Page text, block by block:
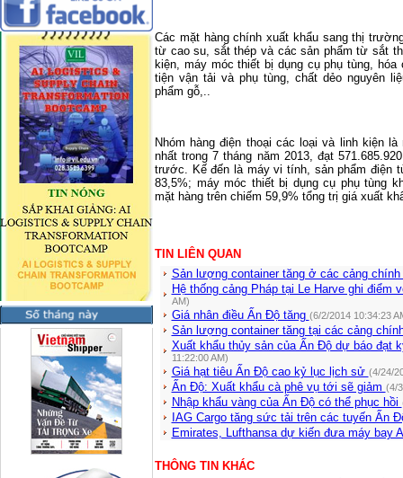
Các mặt hàng chính xuất khẩu sang thị
từ cao su, sắt thép và các sản phẩm từ sắt
kiện, máy móc thiết bị dụng cụ phụ tùng,
tiện vận tải và phụ tùng, chất dẻo nguyên
phẩm gỗ,..
Nhóm hàng điện thoại các loại và linh kiện
nhất trong 7 tháng năm 2013, đạt
trước. Kế đến là máy vi tính, sản phẩm điện
83,5%; máy móc thiết bị dụng cụ phụ tùng
mặt hàng trên chiếm 59,9% tổng trị giá xuất
TIN LIÊN QUAN
Sản lượng container tăng ở các cảng
Hệ thống cảng Pháp tại Le Harve ghi
AM)
Giá nhân điều Ấn Độ tăng (6/2/2014 10:34:23
Sản lượng container tăng tại các cảng
Xuất khẩu thủy sản của Ấn Độ dự báo đạt
11:22:00 AM)
Giá hạt tiêu Ấn Độ cao kỷ lục lịch sử (4/24/
Ấn Độ: Xuất khẩu cà phê vụ tới sẽ giảm (4/
Nhập khẩu vàng của Ấn Độ có thể phục hồi
IAG Cargo tăng sức tải trên các tuyến Ấn
Emirates, Lufthansa dự kiến đưa máy bay
THÔNG TIN KHÁC